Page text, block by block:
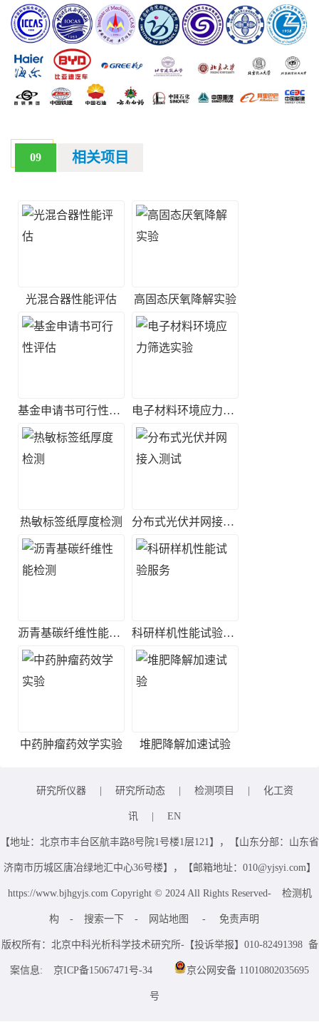
09 相关项目
光混合器性能评估 高固态厌氧降解实验
基金申请书可行性评估 电子材料环境应力筛选实验
热敏标签纸厚度检测 分布式光伏并网接入测试
沥青基碳纤维性能检测 科研样机性能试验服务
中药肿瘤药效学实验 堆肥降解加速试验
研究所仪器 研究所动态 检测项目 化工资
讯 EN
【地址：北京市丰台区航丰路8号院1号楼1层121】，【山东分部：山东省
济南市历城区唐冶绿地汇中心36号楼】，【邮箱地址：010@yjsyi.com】
https://www.bjhgyjs.com Copyright © 2024 All Rights Reserved- 检测机
构 - 搜索一下 - 网站地图 - 免责声明
版权所有：北京中科光析科学技术研究所-【投诉举报】010-82491398 备
案信息: 京ICP备15067471号-34 京公网安备 11010802035695
号